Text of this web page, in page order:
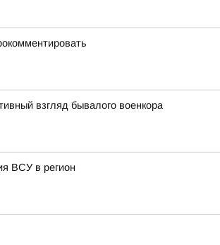
взгляд бывалого военкора
ВСУ в регион